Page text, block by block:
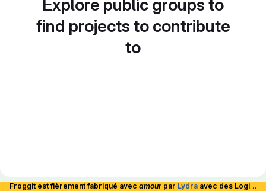
Explore public groups to
find projects to contribute
to
Froggit est fièrement fabriqué avec amour par Lydra avec des Logiciels Libres et hébergé en